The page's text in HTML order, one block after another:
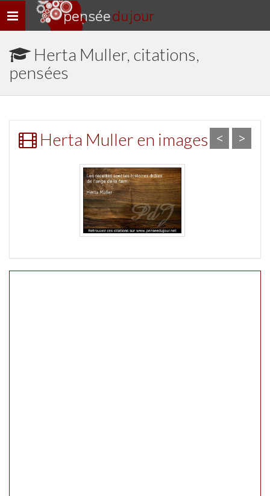
Navigation
rapide
penséedu jour
Herta Muller, citations,
pensées
Herta Muller en images < >